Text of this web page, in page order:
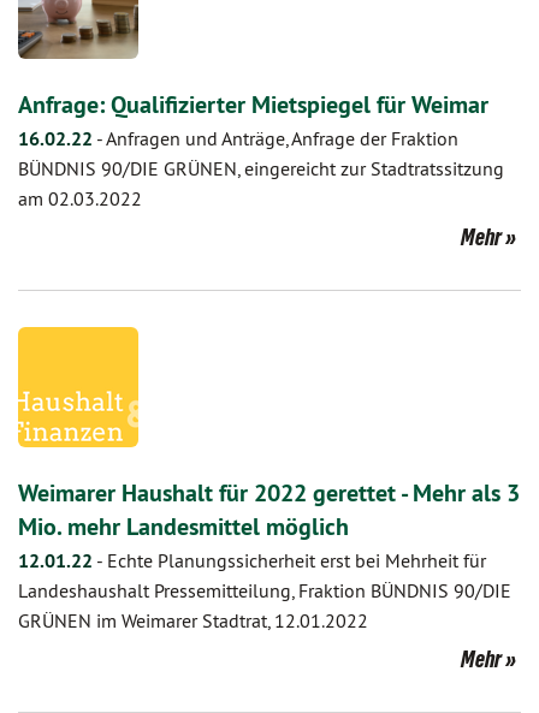
Anfrage: Qualifizierter Mietspiegel für Weimar
16.02.22 -Anfragen und Anträge, Anfrage der Fraktion
BÜNDNIS 90/DIE GRÜNEN, eingereicht zur Stadtratssitzung
am 02.03.2022
Mehr
Weimarer Haushalt für 2022 gerettet - Mehr als 3
Mio. mehr Landesmittel möglich
12.01.22 - Echte Planungssicherheit erst bei Mehrheit für
Landeshaushalt Pressemitteilung, Fraktion BÜNDNIS 90/DIE
GRÜNEN im Weimarer Stadtrat, 12.01.2022
Mehr